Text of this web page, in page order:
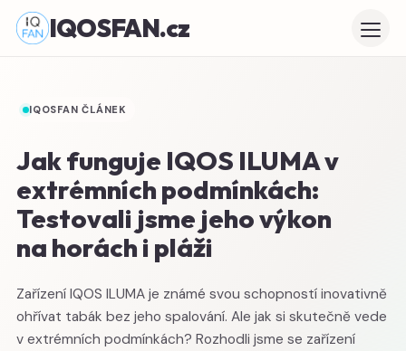
IQOSFAN.cz
IQOSFAN ČLÁNEK
Jak funguje IQOS ILUMA v
extrémních podmínkách:
Testovali jsme jeho výkon
na horách i pláži
Zařízení IQOS ILUMA je známé svou schopností inovativně
ohřívat tabák bez jeho spalování. Ale jak si skutečně vede
v extrémních podmínkách? Rozhodli jsme se zařízení